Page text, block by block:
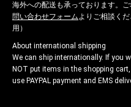
海外への配送も承っております。
問い合わせフォームよりご相談く
用）
About international shipping
We can ship internationally. If you
NOT put items in the shopping
use PAYPAL payment and EMS